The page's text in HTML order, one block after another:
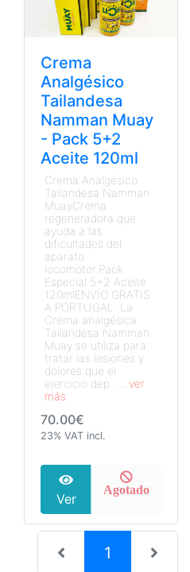
Crema
Analgésico
Tailandesa
Namman Muay
- Pack 5+2
Aceite 120ml
Crema Analgésico
Tailandesa Namman
MuayCrema
regeneradora que
ayuda a las
dificultades del
aparato
locomotor.Pack
Especial 5+2 Aceite
120mlENVÍO GRATIS
A PORTUGAL La
Crema analgésica
Tailandesa Namman
Muay se utiliza para
tratar las lesiones y
dolores que el
ejercicio dep...
...ver
más
70.00€
23% VAT incl.
Ver
Agotado
1 (current)